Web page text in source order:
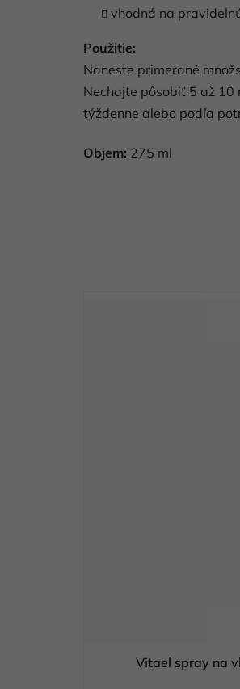
vhodná na
Použitie:
Naneste primerané
Nechajte pôsobiť 5 až
týždenne alebo podľa
Objem: 275 ml
Vitael spray na